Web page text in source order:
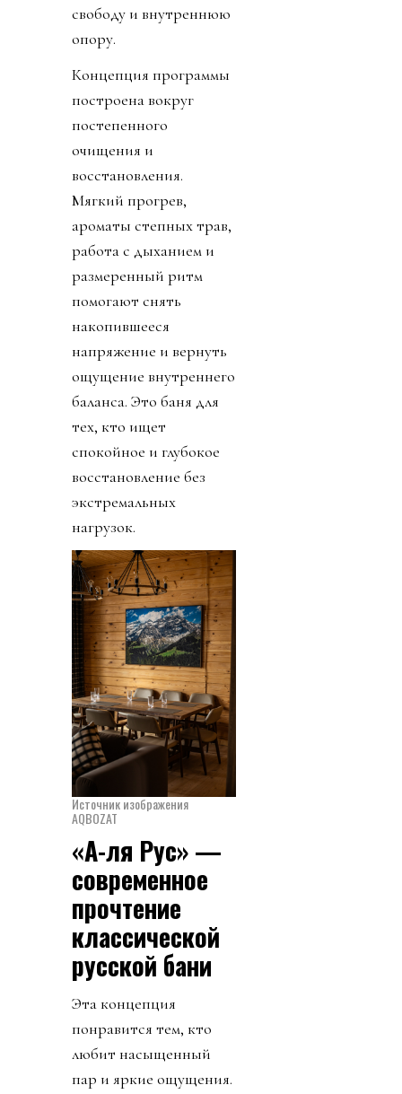
свободу и внутреннюю
опору.
Концепция программы
построена вокруг
постепенного
очищения и
восстановления.
Мягкий прогрев,
ароматы степных трав,
работа с дыханием и
размеренный ритм
помогают снять
накопившееся
напряжение и вернуть
ощущение внутреннего
баланса. Это баня для
тех, кто ищет
спокойное и глубокое
восстановление без
экстремальных
нагрузок.
Источник изображения
AQBOZAT
«А-ля Рус» —
современное
прочтение
классической
русской бани
Эта концепция
понравится тем, кто
любит насыщенный
пар и яркие ощущения.